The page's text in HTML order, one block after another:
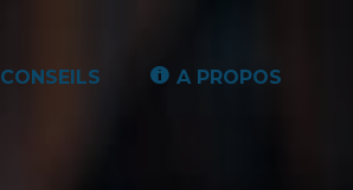
CONSEILS A PROPOS